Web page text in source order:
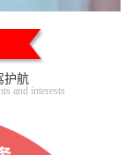
护航
and interests